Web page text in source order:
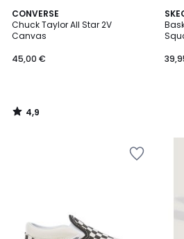
CONVERSE
Chuck Taylor All Star 2V
Canvas
45,00 €
4,9
/ 5
4,9
/